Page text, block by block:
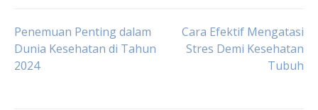
Post
navigation
Penemuan Penting dalam
Dunia Kesehatan di Tahun
2024
Cara Efektif Mengatasi
Stres Demi Kesehatan
Tubuh